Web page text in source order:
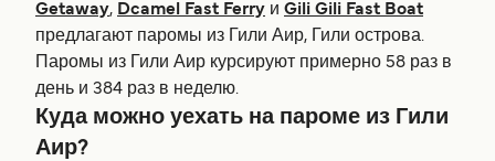
Getaway, Dcamel Fast Ferry и Gili Gili Fast Boat
предлагают паромы из Гили Аир, Гили острова.
Паромы из Гили Аир курсируют примерно 58 раз в
день и 384 раз в неделю.
Куда можно уехать на пароме из Гили
Аир?